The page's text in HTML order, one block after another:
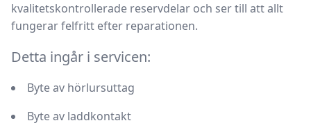
kvalitetskontrollerade reservdelar och ser till att allt
fungerar felfritt efter reparationen.
Detta ingår i servicen:
Byte av hörlursuttag
Byte av laddkontakt